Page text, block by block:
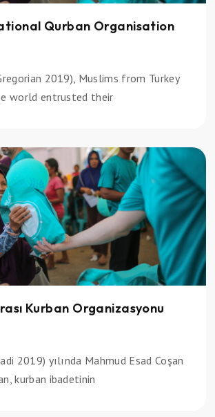
Qurban Organisation
2019), Muslims from Turkey
world entrusted their
Kurban Organizasyonu
2019) yılında Mahmud Esad Coşan
kurban ibadetinin